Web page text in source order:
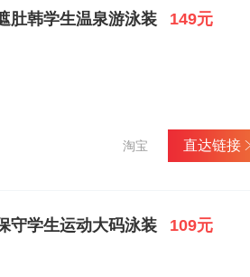
肚韩学生温泉游泳装 149元
直达链接
淘宝
守学生运动大码泳装 109元